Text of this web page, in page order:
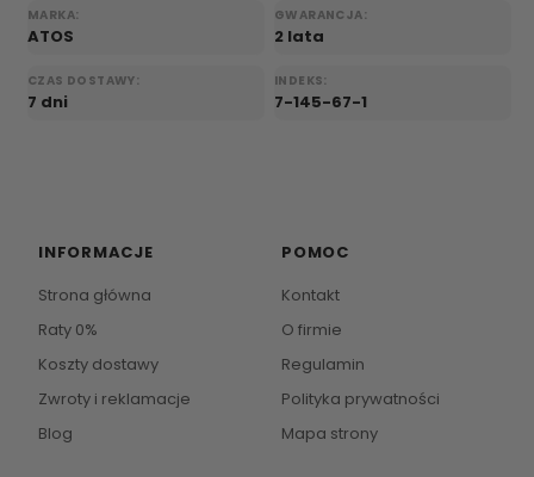
MARKA:
ATOS
GWARANCJA:
2 lata
CZAS DOSTAWY:
7 dni
INDEKS:
7-145-67-1
INFORMACJE
Strona główna
Raty 0%
Koszty dostawy
Zwroty i reklamacje
Blog
POMOC
Kontakt
O firmie
Regulamin
Polityka prywatności
Mapa strony